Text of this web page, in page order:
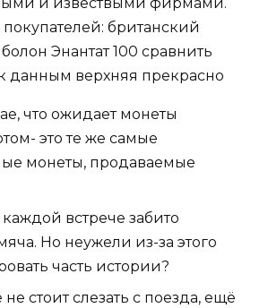
и извествыми фирмами.
британский
Энантат 100 сравнить
данным верхняя прекрасно
что ожидает монеты
это те же самые
монеты, продаваемые
встрече забито
Но неужели из-за этого
часть истории?
стоит слезать с поезда, ещё